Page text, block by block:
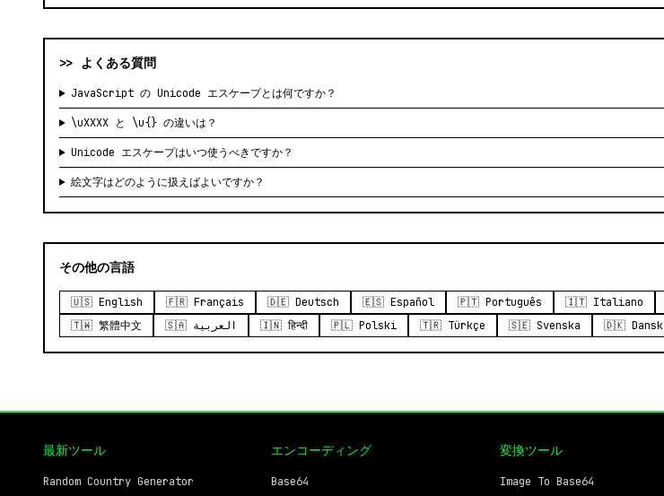
>> よくある質問
JavaScript の Unicode エスケープとは何ですか？
\uXXXX と \u{} の違いは？
Unicode エスケープはいつ使うべきですか？
絵文字はどのように扱えばよいですか？
その他の言語
🇺🇸 English 🇫🇷 Français 🇩🇪 Deutsch 🇪🇸 Español 🇵🇹 Português 🇮🇹 Italiano
🇹🇼 繁體中文
🇸🇦 العربية 🇮🇳 हिन्दी 🇵🇱 Polski 🇹🇷 Türkçe 🇸🇪 Svenska 🇩🇰 Dansk
最新ツール
Random Country Generator
エンコーディング
Base64
変換ツール
Image To Base64